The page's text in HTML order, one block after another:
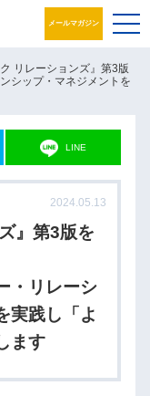
メールマガジン
リレーションズ』第3版
シップ・マネジメントを
LINE
2024.05.13
』第3版を
・リレーシ
実践し「よ
ます